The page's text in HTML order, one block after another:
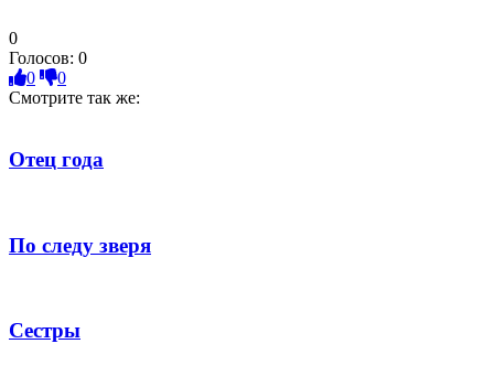
0
Голосов: 0
0
0
Смотрите так же:
Отец года
По следу зверя
Сестры